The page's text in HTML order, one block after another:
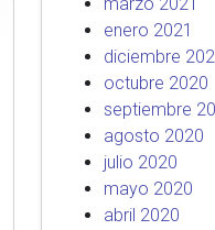
enero 2021
diciembre
octubre 2020
septiembre
agosto 2020
julio 2020
mayo 2020
abril 2020